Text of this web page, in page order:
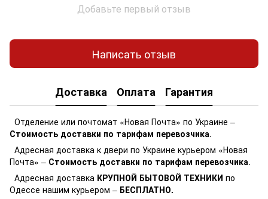
Добавьте первый отзыв
Написать отзыв
Доставка Оплата Гарантия
Отделение или почтомат «Новая Почта» по Украине –
Стоимость доставки по тарифам перевозчика.
Адресная доставка к двери по Украине курьером «Новая
Почта» – Стоимость доставки по тарифам перевозчика.
Адресная доставка КРУПНОЙ БЫТОВОЙ ТЕХНИКИ по
Одессе нашим курьером – БЕСПЛАТНО.